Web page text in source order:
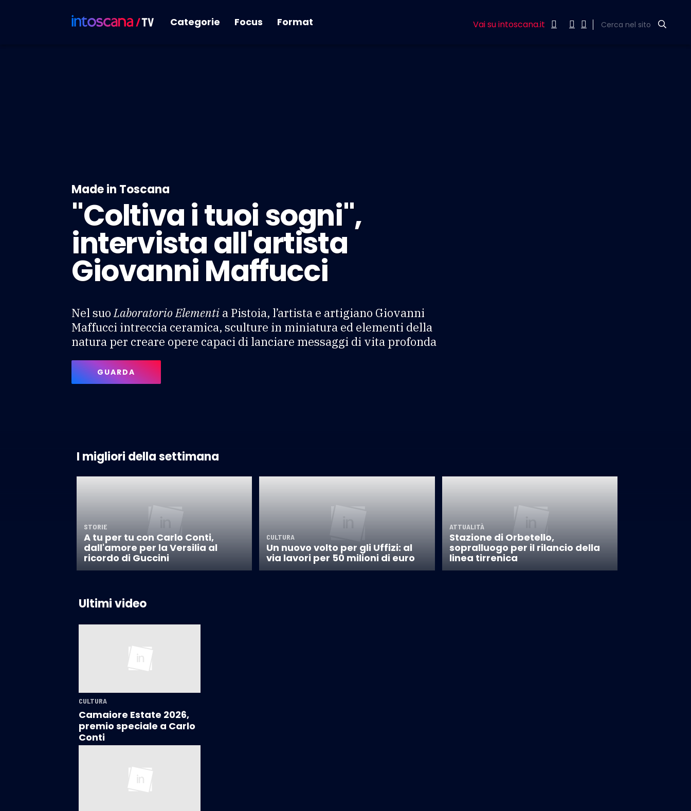
Categorie Focus Format Vai su intoscana.it Cerca nel sito
Made in Toscana
"Coltiva i tuoi sogni",
intervista all'artista
Giovanni Maffucci
Nel suoLaboratorio Elementi a Pistoia, l’artista e artigiano Giovanni
Maffucci intreccia ceramica, sculture in miniatura ed elementi della
natura per creare opere capaci di lanciare messaggi di vita profonda
GUARDA
I migliori della settimana
STORIE
A tu per tu con Carlo Conti,
dall'amore per la Versilia al
ricordo di Guccini
CULTURA
Un nuovo volto per gli Uffizi: al
via lavori per 50 milioni di euro
ATTUALITÀ
Stazione di Orbetello,
sopralluogo per il rilancio della
linea tirrenica
Ultimi video
CULTURA
Camaiore Estate 2026,
premio speciale a Carlo
Conti